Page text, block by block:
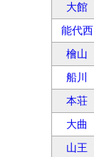
大館
能代西
檜山
船川
本荘
大曲
山王